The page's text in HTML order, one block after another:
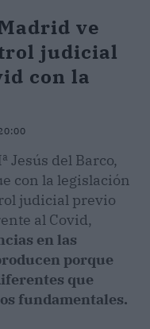
ve
judicial
con la
Jesús del Barco,
con la legislación
judicial previo
al Covid,
en las
porque
que
fundamentales.